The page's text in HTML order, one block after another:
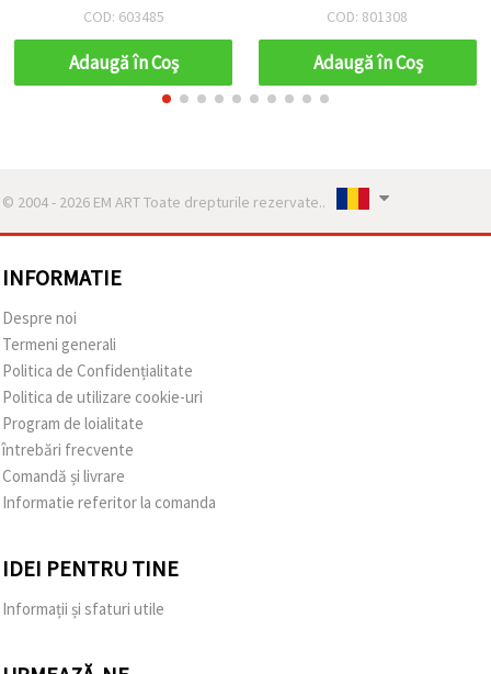
COD: 603485
Adaugă în Coş
COD: 801308
Adaugă în Coş
© 2004 - 2026 EM ART Toate drepturile rezervate..
INFORMATIE
Despre noi
Termeni generali
Politica de Confidențialitate
Politica de utilizare cookie-uri
Program de loialitate
întrebări frecvente
Comandă și livrare
Informatie referitor la comanda
IDEI PENTRU TINE
Informații și sfaturi utile